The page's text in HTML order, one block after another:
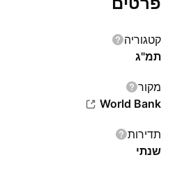
קטגוריה
תמ"ג
מקור
World Bank
תדירות
שנתי